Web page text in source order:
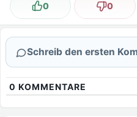
Lustig
0 Nicht
0
Schreib den ersten
0 KOMMENTARE